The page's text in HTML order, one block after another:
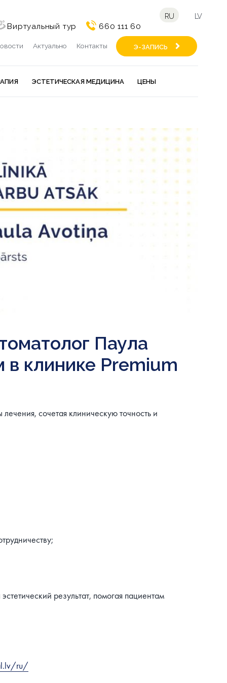
Виртуальный тур 660 111 60
RU LV
Актуально Контакты Э-ЗАПИСЬ
ЭСТЕТИЧЕСКАЯ МЕДИЦИНА ЦЕНЫ
Паула
в клинике Premium
сочетая клиническую точность и
результат, помогая пациентам
ru/